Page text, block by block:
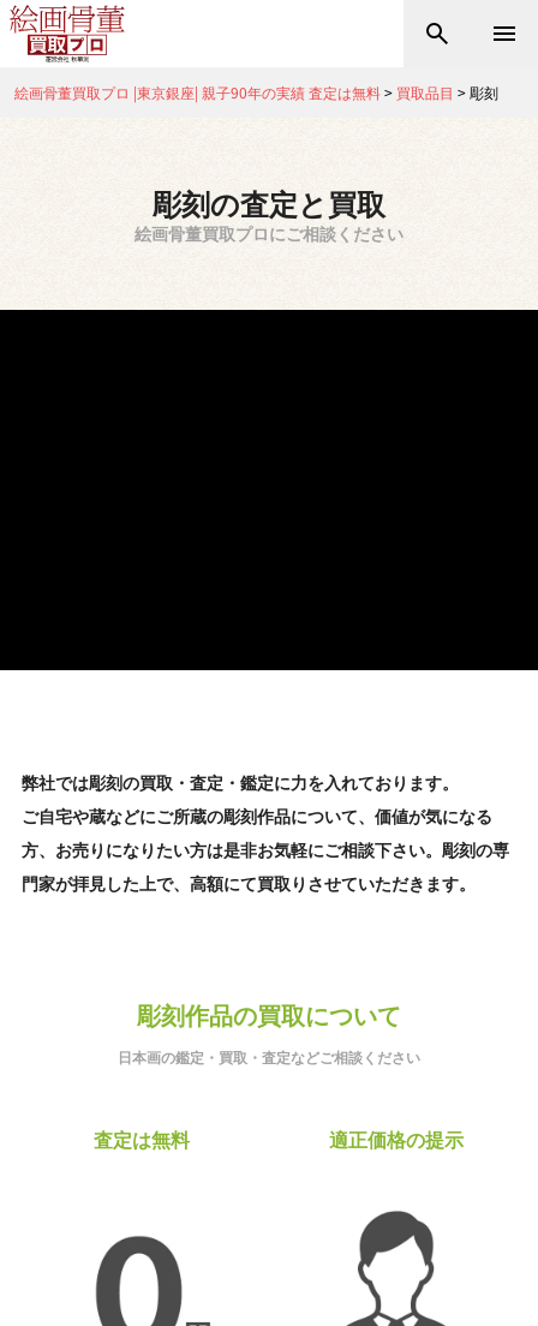
絵画骨董買取プロ |東京銀座| 親子90年の実績 査定は無料> 買取品目 >彫刻
彫刻の査定と買取
絵画骨董買取プロにご相談ください
弊社では彫刻の買取・査定・鑑定に力を入れております。
ご自宅や蔵などにご所蔵の彫刻作品について、価値が気になる
方、お売りになりたい方は是非お気軽にご相談下さい。彫刻の専
門家が拝見した上で、高額にて買取りさせていただきます。
彫刻作品の買取について
日本画の鑑定・買取・査定などご相談ください
査定は無料 適正価格の提示